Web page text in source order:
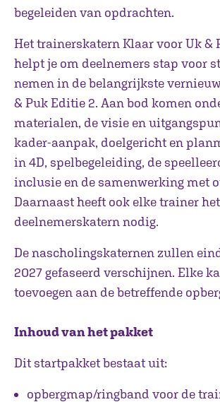
begeleiden van opdrachten.
Het trainerskatern Klaar voor Uk &
helpt je om deelnemers stap voor
nemen in de belangrijkste
& Puk Editie 2. Aan bod komen
materialen, de visie en
kader-aanpak, doelgericht en
in 4D, spelbegeleiding, de
inclusie en de samenwerking met
Daarnaast heeft ook elke trainer het
deelnemerskatern nodig.
De nascholingskaternen zullen
2027 gefaseerd verschijnen. Elke
toevoegen aan de betreffende
Inhoud van het pakket
Dit startpakket bestaat uit:
opbergmap/ringband voor de